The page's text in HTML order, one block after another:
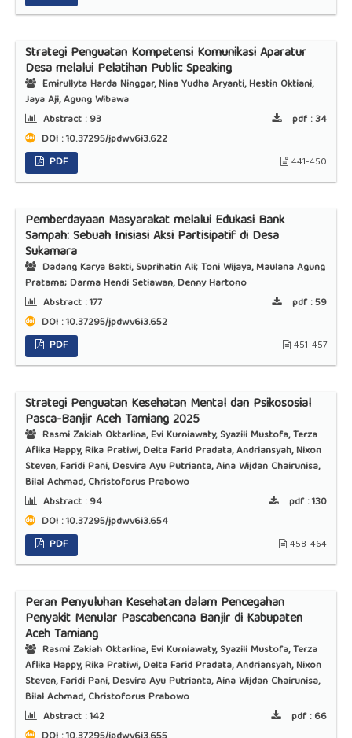
Strategi Penguatan Kompetensi Komunikasi Aparatur
Desa melalui Pelatihan Public Speaking
Emirullyta Harda Ninggar, Nina Yudha Aryanti, Hestin Oktiani,
Jaya Aji, Agung Wibawa
Abstract :93 pdf :34
DOI : 10.37295/jpdw.v6i3.622
PDF
441-450
Pemberdayaan Masyarakat melalui Edukasi Bank
Sampah: Sebuah Inisiasi Aksi Partisipatif di Desa
Sukamara
Dadang Karya Bakti, Suprihatin Ali; Toni Wijaya, Maulana Agung
Pratama; Darma Hendi Setiawan, Denny Hartono
Abstract :177 pdf :59
DOI : 10.37295/jpdw.v6i3.652
PDF
451-457
Strategi Penguatan Kesehatan Mental dan Psikososial
Pasca-Banjir Aceh Tamiang 2025
Rasmi Zakiah Oktarlina, Evi Kurniawaty, Syazili Mustofa, Terza
Aflika Happy, Rika Pratiwi, Delta Farid Pradata, Andriansyah, Nixon
Steven, Faridi Pani, Desvira Ayu Putrianta, Aina Wijdan Chairunisa,
Bilal Achmad, Christoforus Prabowo
Abstract :94 pdf :130
DOI : 10.37295/jpdw.v6i3.654
PDF
458-464
Peran Penyuluhan Kesehatan dalam Pencegahan
Penyakit Menular Pascabencana Banjir di Kabupaten
Aceh Tamiang
Rasmi Zakiah Oktarlina, Evi Kurniawaty, Syazili Mustofa, Terza
Aflika Happy, Rika Pratiwi, Delta Farid Pradata, Andriansyah, Nixon
Steven, Faridi Pani, Desvira Ayu Putrianta, Aina Wijdan Chairunisa,
Bilal Achmad, Christoforus Prabowo
Abstract :142 pdf :66